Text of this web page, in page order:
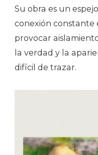
Su obra es un
conexión
provocar
la verdad y la
difícil de trazar.